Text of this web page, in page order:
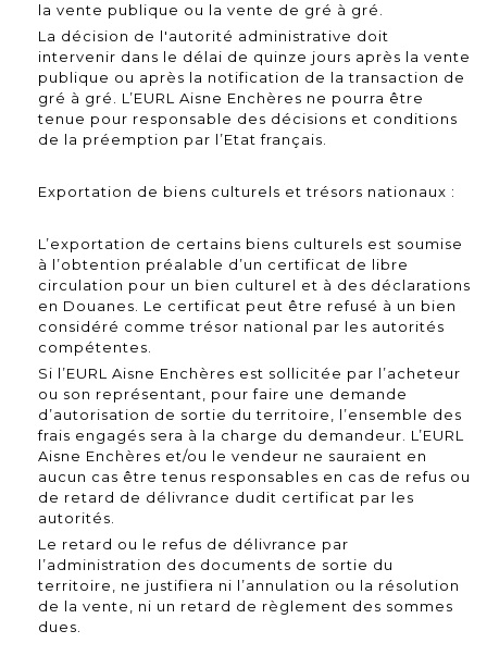
la vente publique ou la vente de gré à gré.
La décision de l'autorité administrative doit
intervenir dans le délai de quinze jours après la vente
publique ou après la notification de la transaction de
gré à gré. L’EURL Aisne Enchères ne pourra être
tenue pour responsable des décisions et conditions
de la préemption par l’Etat français.
Exportation de biens culturels et trésors nationaux :
L’exportation de certains biens culturels est soumise
à l’obtention préalable d’un certificat de libre
circulation pour un bien culturel et à des déclarations
en Douanes. Le certificat peut être refusé à un bien
considéré comme trésor national par les autorités
compétentes.
Si l’EURL Aisne Enchères est sollicitée par l’acheteur
ou son représentant, pour faire une demande
d’autorisation de sortie du territoire, l’ensemble des
frais engagés sera à la charge du demandeur. L’EURL
Aisne Enchères et/ou le vendeur ne sauraient en
aucun cas être tenus responsables en cas de refus ou
de retard de délivrance dudit certificat par les
autorités.
Le retard ou le refus de délivrance par
l’administration des documents de sortie du
territoire, ne justifiera ni l’annulation ou la résolution
de la vente, ni un retard de règlement des sommes
dues.